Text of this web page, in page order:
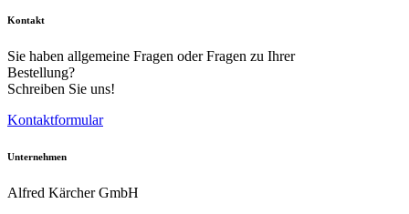
Kontakt
Sie haben allgemeine Fragen oder Fragen zu Ihrer
Bestellung?
Schreiben Sie uns!
Kontaktformular
Unternehmen
Alfred Kärcher GmbH